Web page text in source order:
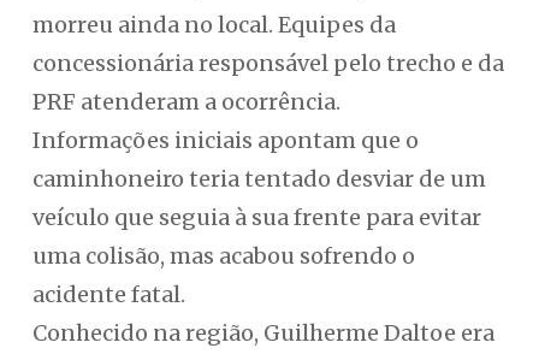
morreu ainda no local. Equipes da
concessionária responsável pelo trecho e da
PRF atenderam a ocorrência.
Informações iniciais apontam que o
caminhoneiro teria tentado desviar de um
veículo que seguia à sua frente para evitar
uma colisão, mas acabou sofrendo o
acidente fatal.
Conhecido na região, Guilherme Daltoe era